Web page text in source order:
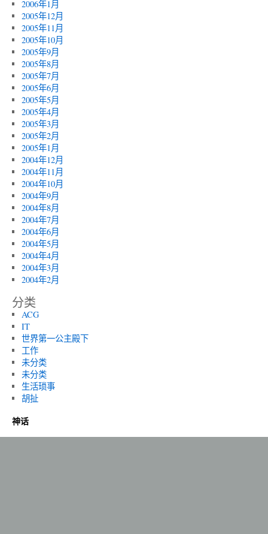
2006年1月
2005年12月
2005年11月
2005年10月
2005年9月
2005年8月
2005年7月
2005年6月
2005年5月
2005年4月
2005年3月
2005年2月
2005年1月
2004年12月
2004年11月
2004年10月
2004年9月
2004年8月
2004年7月
2004年6月
2004年5月
2004年4月
2004年3月
2004年2月
分类
ACG
IT
世界第一公主殿下
工作
未分类
未分类
生活琐事
胡扯
神话